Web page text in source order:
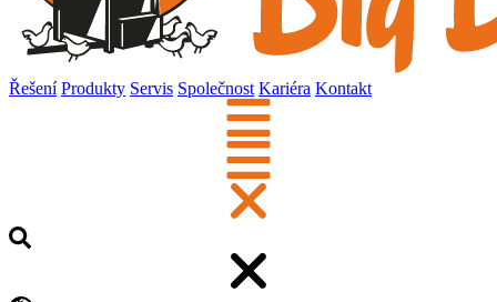
Řešení Produkty Servis Společnost Kariéra Kontakt